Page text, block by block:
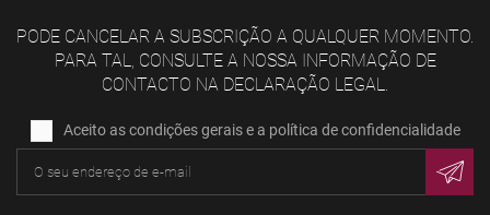
PODE CANCELAR A SUBSCRIÇÃO A QUALQUER MOMENTO.
PARA TAL, CONSULTE A NOSSA INFORMAÇÃO DE
CONTACTO NA DECLARAÇÃO LEGAL.
Aceito as condições gerais e a política de confidencialidade